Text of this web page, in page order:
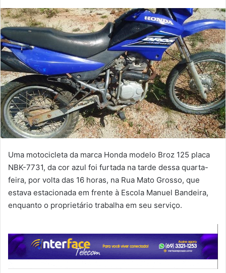
Uma motocicleta da marca Honda modelo Broz 125 placa
NBK-7731, da cor azul foi furtada na tarde dessa quarta-
feira, por volta das 16 horas, na Rua Mato Grosso, que
estava estacionada em frente à Escola Manuel Bandeira,
enquanto o proprietário trabalha em seu serviço.